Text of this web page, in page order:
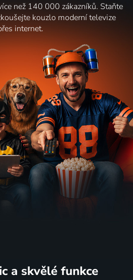
než 140 000 zákazníků. Staňte
kouzlo moderní televize
internet.
a skvělé funkce